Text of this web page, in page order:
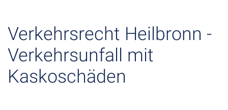
Verkehrsrecht Heilbronn -
Verkehrsunfall mit
Kaskoschäden